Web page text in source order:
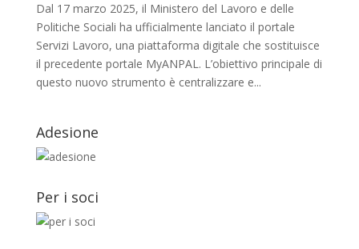
Dal 17 marzo 2025, il Ministero del Lavoro e delle
Politiche Sociali ha ufficialmente lanciato il portale
Servizi Lavoro, una piattaforma digitale che sostituisce
il precedente portale MyANPAL. L’obiettivo principale di
questo nuovo strumento è centralizzare e...
Adesione
Per i soci